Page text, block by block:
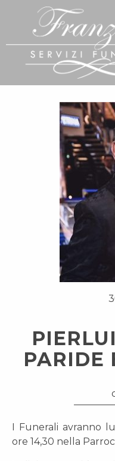
PARIDE
I Funerali avranno
ore 14,30 nella